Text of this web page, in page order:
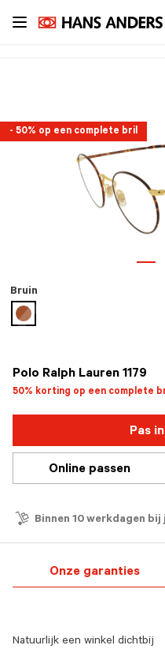
Ga
- 50% op een complete bril
Polo Ralph Lauren 1179
50% korting op een complete
Bruin
geselecteerd
Pas
Online passen
Binnen 10 werkdagen
Onze garanties
Natuurlijk een winkel dichtbij